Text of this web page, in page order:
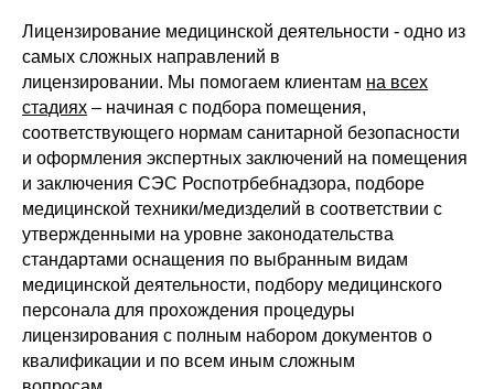
Лицензирование медицинской деятельности - одно из
самых сложных направлений в
лицензировании. Мы помогаем клиентам на всех
стадиях – начиная с подбора помещения,
соответствующего нормам санитарной безопасности
и оформления экспертных заключений на помещения
и заключения СЭС Роспотрбебнадзора, подборе
медицинской техники/медизделий в соответствии с
утвержденными на уровне законодательства
стандартами оснащения по выбранным видам
медицинской деятельности, подбору медицинского
персонала для прохождения процедуры
лицензирования с полным набором документов о
квалификации и по всем иным сложным